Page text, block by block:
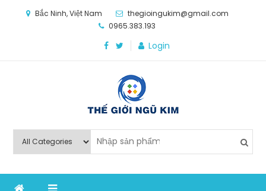
Bắc Ninh, Việt Nam
thegioingukim@gmail.com
0965.383.193
Login
Thế Giới Ngũ Kim
nghiệp sản xuất